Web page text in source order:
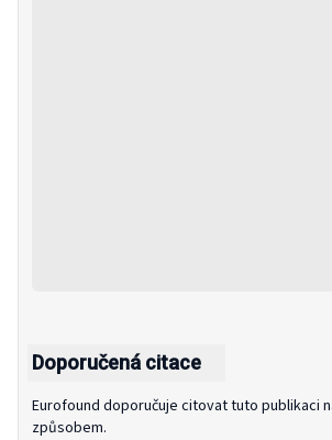
Doporučená citace
Eurofound doporučuje citovat tuto publikaci
způsobem.